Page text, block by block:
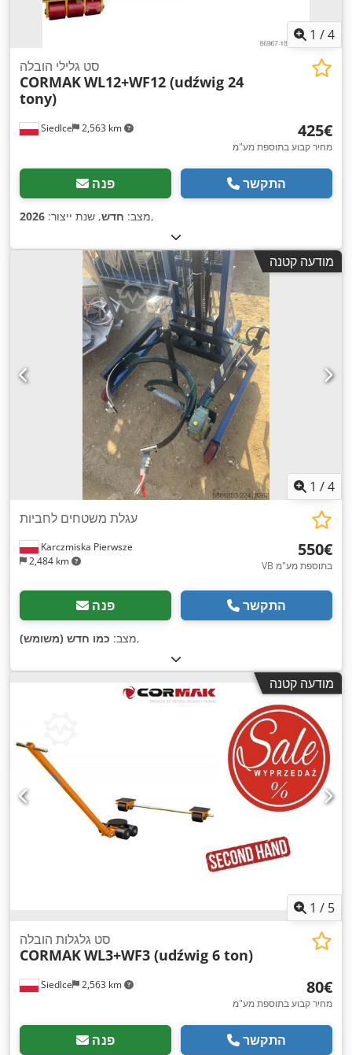
1 /4
Siedlce 2,563 km
סט גלילי הובלה
CORMAKWL12+WF12 (udźwig 24
tony)
‏425 ‏€
מחיר קבוע בתוספת מע"מ
פנה התקשר
מצב: חדש, שנת ייצור: 2026 ,
מודעה קטנה
1 /4
Karczmiska Pierwsze
2,484 km
עגלת משטחים לחביות
‏550 ‏€
VB בתוספת מע"מ
פנה התקשר
מצב: כמו חדש (משומש) ,
מודעה קטנה
1 / 5
Siedlce 2,563 km
סט גלגלות הובלה
CORMAKWL3+WF3 (udźwig 6 ton)
‏80 ‏€
מחיר קבוע בתוספת מע"מ
פנה התקשר